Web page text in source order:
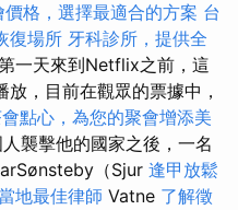
格，選擇最適合的方案 台
復場所 牙科診所，提供全
一天來到Netflix之前，這
，目前在觀眾的票據中，
點心，為您的聚會增添美
襲擊他的國家之後，一名
（Sjur 逢甲放鬆
地最佳律師 Vatne 了解徵